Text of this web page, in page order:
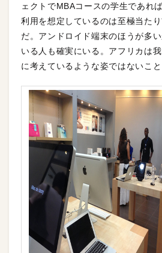
ェクトでMBAコースの学生であれ
利用を想定しているのは至極当た
だ。アンドロイド端末のほうが多
いる人も確実にいる。アフリカは
に考えているような姿ではないこと